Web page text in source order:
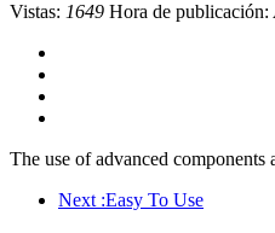
Vistas: 1649 Hora de publicación:
The use of advanced
Next :Easy To Use